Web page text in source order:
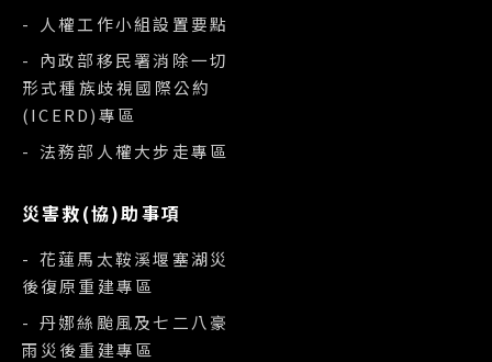
- 人權工作小組設置要點
- 內政部移民署消除一切
形式種族歧視國際公約
(ICERD)專區
- 法務部人權大步走專區
災害救(協)助事項
- 花蓮馬太鞍溪堰塞湖災
後復原重建專區
- 丹娜絲颱風及七二八豪
雨災後重建專區